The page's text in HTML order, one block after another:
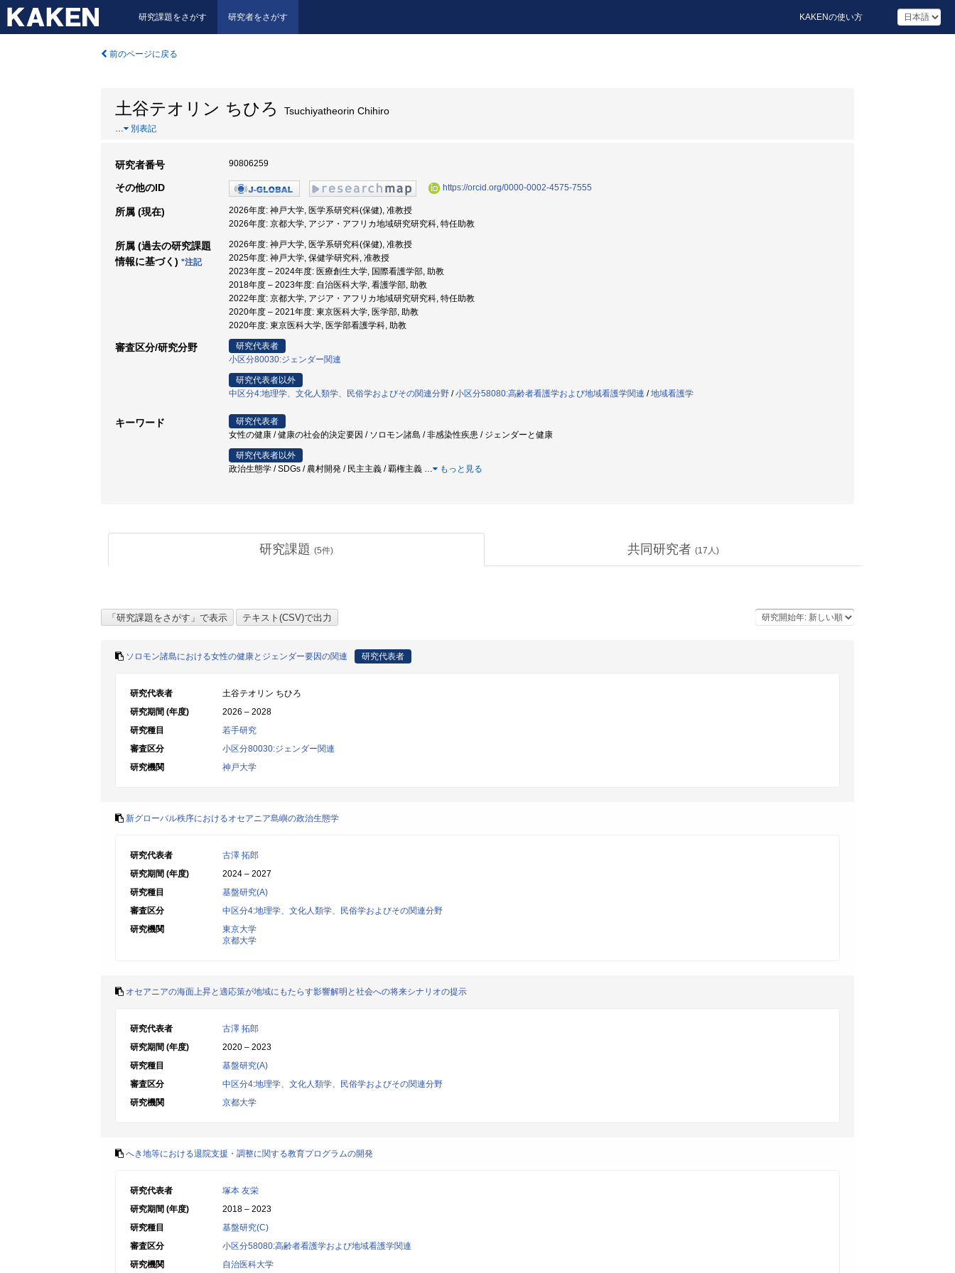
研究課題をさがす 研究者をさがす KAKENの使い方
前のページに戻る
土谷テオリン ちひろ Tsuchiyatheorin Chihiro
… 別表記
研究者番号 90806259
その他のID https://orcid.org/0000-0002-4575-7555
所属 (現在)
2026年度: 神戸大学, 医学系研究科(保健), 准教授
2026年度: 京都大学, アジア・アフリカ地域研究研究科, 特任助教
所属 (過去の研究課題
情報に基づく) *注記
2026年度: 神戸大学, 医学系研究科(保健), 准教授
2025年度: 神戸大学, 保健学研究科, 准教授
2023年度 – 2024年度: 医療創生大学, 国際看護学部, 助教
2018年度 – 2023年度: 自治医科大学, 看護学部, 助教
2022年度: 京都大学, アジア・アフリカ地域研究研究科, 特任助教
2020年度 – 2021年度: 東京医科大学, 医学部, 助教
2020年度: 東京医科大学, 医学部看護学科, 助教
審査区分/研究分野
研究代表者
小区分80030:ジェンダー関連
研究代表者以外
中区分4:地理学、文化人類学、民俗学およびその関連分野 /小区分58080:高齢者看護学および地域看護学関連 /地域看護学
キーワード
研究代表者
女性の健康 / 健康の社会的決定要因 / ソロモン諸島 / 非感染性疾患 / ジェンダーと健康
研究代表者以外
政治生態学 / SDGs / 農村開発 / 民主主義 / 覇権主義 … もっと見る
研究課題 (5件) 共同研究者 (17 人)
ソロモン諸島における女性の健康とジェンダー要因の関連 研究代表者
研究代表者
土谷テオリン ちひろ
研究期間 (年度)
2026 – 2028
研究種目
若手研究
審査区分
小区分80030:ジェンダー関連
研究機関
神戸大学
新グローバル秩序におけるオセアニア島嶼の政治生態学
研究代表者
古澤 拓郎
研究期間 (年度)
2024 – 2027
研究種目
基盤研究(A)
審査区分
中区分4:地理学、文化人類学、民俗学およびその関連分野
研究機関
東京大学
京都大学
オセアニアの海面上昇と適応策が地域にもたらす影響解明と社会への将来シナリオの提示
研究代表者
古澤 拓郎
研究期間 (年度)
2020 – 2023
研究種目
基盤研究(A)
審査区分
中区分4:地理学、文化人類学、民俗学およびその関連分野
研究機関
京都大学
へき地等における退院支援・調整に関する教育プログラムの開発
研究代表者
塚本 友栄
研究期間 (年度)
2018 – 2023
研究種目
基盤研究(C)
審査区分
小区分58080:高齢者看護学および地域看護学関連
研究機関
自治医科大学